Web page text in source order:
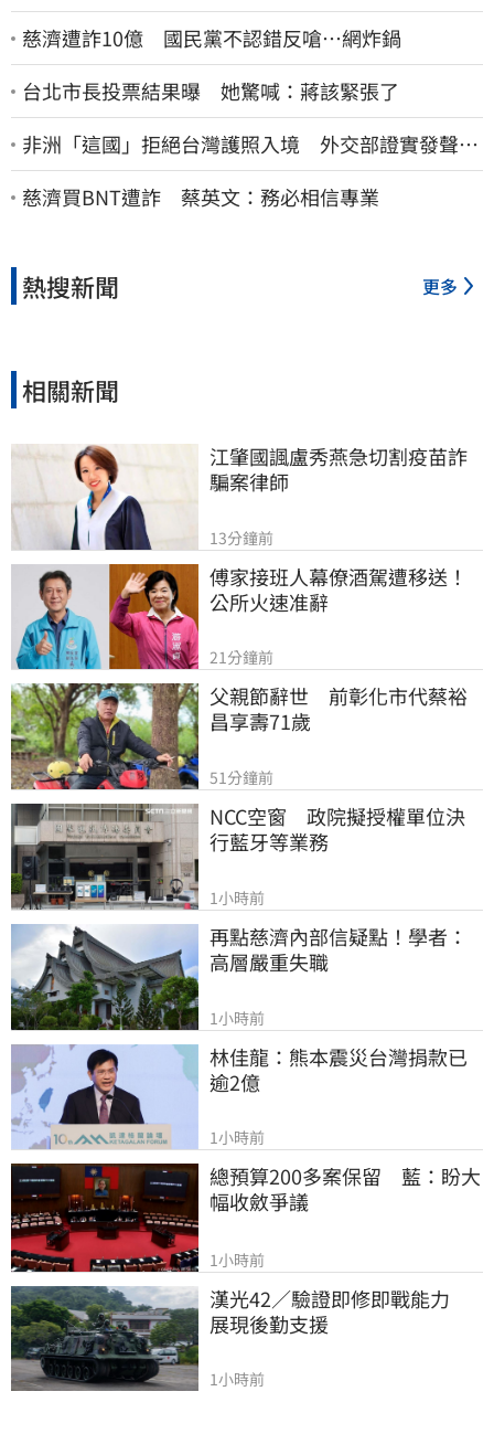
慈濟遭詐10億 國民黨不認錯反嗆⋯網炸鍋
台北市長投票結果曝 她驚喊：蔣該緊張了
非洲「這國」拒絕台灣護照入境 外交部證實發聲
了：持續交涉聯繫
慈濟買BNT遭詐 蔡英文：務必相信專業
熱搜新聞 更多
相關新聞
江肇國諷盧秀燕急切割疫苗詐
騙案律師
13分鐘前
傅家接班人幕僚酒駕遭移送！
公所火速准辭
21分鐘前
父親節辭世　前彰化市代蔡裕
昌享壽71歲
51分鐘前
NCC空窗　政院擬授權單位決
行藍牙等業務
1小時前
再點慈濟內部信疑點！學者：
高層嚴重失職
1小時前
林佳龍：熊本震災台灣捐款已
逾2億
1小時前
總預算200多案保留　藍：盼大
幅收斂爭議
1小時前
漢光42／驗證即修即戰能力
展現後勤支援
1小時前